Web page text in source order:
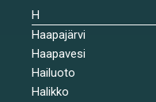
H
Haapajärvi
Haapavesi
Hailuoto
Halikko